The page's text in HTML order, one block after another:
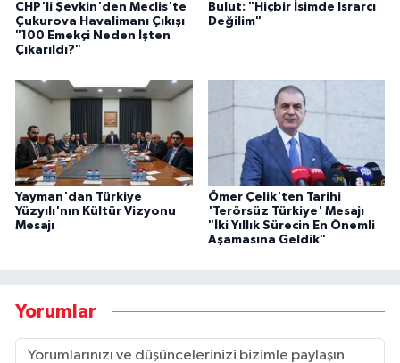
CHP'li Şevkin'den Meclis'te
Çukurova Havalimanı Çıkışı
"100 Emekçi Neden İşten
Çıkarıldı?"
Bulut: "Hiçbir İsimde Israrcı
Değilim"
Yayman'dan Türkiye
Yüzyılı'nın Kültür Vizyonu
Mesajı
Ömer Çelik'ten Tarihi
'Terörsüz Türkiye' Mesajı
"İki Yıllık Sürecin En Önemli
Aşamasına Geldik"
Yorumlar